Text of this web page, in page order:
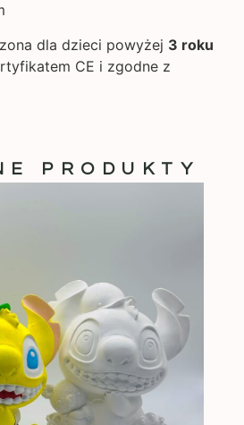
dla dzieci powyżej 3 roku
CE i zgodne z
PRODUKTY